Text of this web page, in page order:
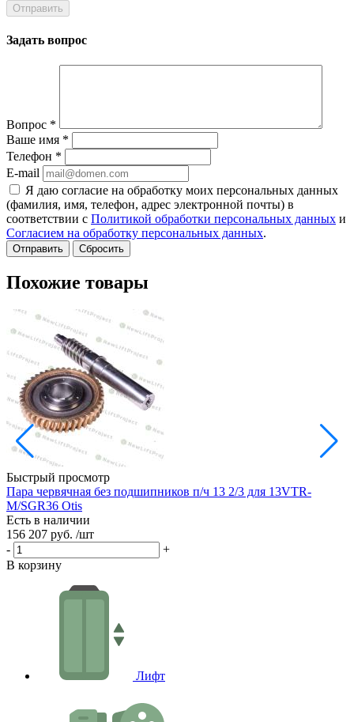
Задать вопрос
Вопрос *
Ваше имя *
Телефон *
E-mail
Я даю согласие на обработку моих персональных данных
(фамилия, имя, телефон, адрес электронной почты) в
соответствии с Политикой обработки персональных данных и
Согласием на обработку персональных данных.
Сбросить
Похожие товары
Быстрый просмотр
Пара червячная без подшипников п/ч 13 2/3 для 13VTR-
M/SGR36 Otis
Есть в наличии
156 207 руб. /шт
-
+
В корзину
Лифт